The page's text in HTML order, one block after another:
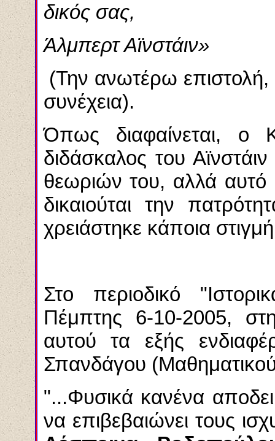
δικός σας,
Άλμπερτ Αϊνστάιν»
(Την ανωτέρω επιστολή,
συνέχεια).
Όπως διαφαίνεται, ο
διδάσκαλος του
θεωριών του, αλλά αυτό
δικαιούται την
χρειάστηκε κάποια
Στο περιοδικό
Πέμπτης 6-10-2005,
αυτού τα εξής
Σπανδάγου
"...Φυσικά κανένα
να επιβεβαιώνει τους